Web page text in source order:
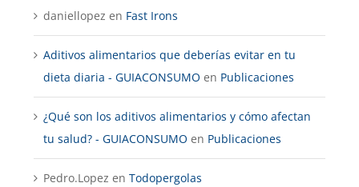
daniellopez en Fast Irons
Aditivos alimentarios que deberías evitar en tu
dieta diaria - GUIACONSUMO en Publicaciones
¿Qué son los aditivos alimentarios y cómo afectan
tu salud? - GUIACONSUMO en Publicaciones
Pedro.Lopez en Todopergolas